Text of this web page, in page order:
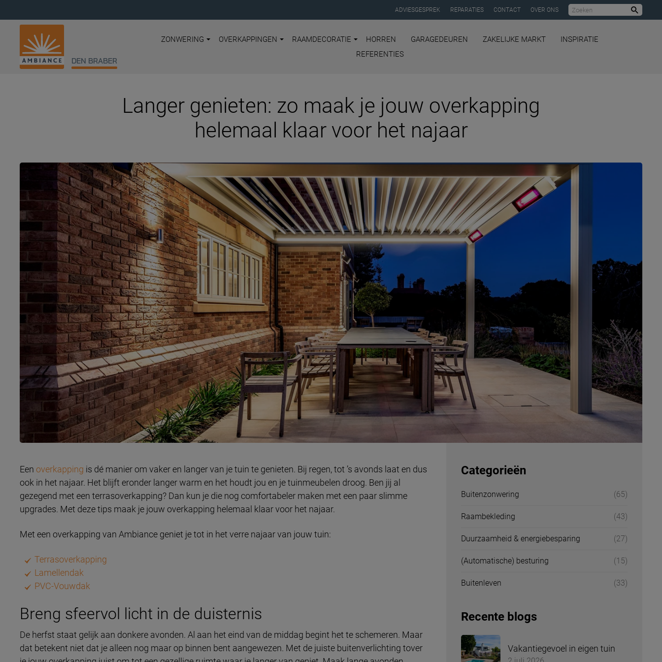
ADVIESGESPREK REPARATIES CONTACT OVER ONS
DEN BRABER
ZONWERING OVERKAPPINGEN RAAMDECORATIE HORREN GARAGEDEUREN ZAKELIJKE MARKT
INSPIRATIE
REFERENTIES
Langer genieten: zo maak je jouw overkapping
helemaal klaar voor het najaar
Een overkapping is dé manier om vaker en langer van je tuin te genieten. Bij regen, tot ’s avonds laat en dus
ook in het najaar. Het blijft eronder langer warm en het houdt jou en je tuinmeubelen droog. Ben jij al
gezegend met een terrasoverkapping? Dan kun je die nog comfortabeler maken met een paar slimme
upgrades. Met deze tips maak je jouw overkapping helemaal klaar voor het najaar.
Met een overkapping van Ambiance geniet je tot in het verre najaar van jouw tuin:
Terrasoverkapping
Lamellendak
PVC-Vouwdak
Breng sfeervol licht in de duisternis
De herfst staat gelijk aan donkere avonden. Al aan het eind van de middag begint het te schemeren. Maar
dat betekent niet dat je alleen nog maar op binnen bent aangewezen. Met de juiste buitenverlichting tover
Categorieën
Buitenzonwering (65)
Raambekleding (43)
Duurzaamheid & energiebesparing (27)
(Automatische) besturing (15)
Buitenleven (33)
Recente blogs
Vakantiegevoel in eigen tuin